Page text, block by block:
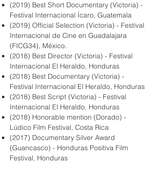
(2019) Best Short Documentary (Victoria) -
Festival Internacional Ícaro, Guatemala
(2019) Official Selection (Victoria) - Festival
Internacional de Cine en Guadalajara
(FICG34), México.
(2018) Best Director (Victoria) - Festival
Internacional El Heraldo, Honduras
(2018) Best Documentary (Victoria) -
Festival Internacional El Heraldo, Honduras
(2018) Best Script (Victoria) - Festival
Internacional El Heraldo, Honduras
(2018) Honorable mention (Dorado) -
Lúdico Film Festival, Costa Rica
(2017) Documentary Silver Award
(Guancasco) - Honduras Positiva Film
Festival, Honduras